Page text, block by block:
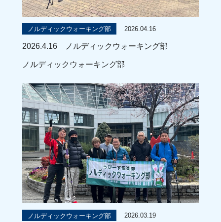
ノルディックウォーキング部 2026.04.16
2026.4.16 ノルディックウォーキング部
ノルディックウォーキング部
ノルディックウォーキング部 2026.03.19